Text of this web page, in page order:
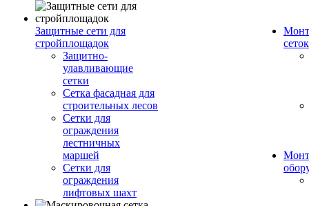
Защитные сети для
стройплощадок
Защитно-
улавливающие
сетки
Сетка фасадная для
строительных лесов
Сетки для
ограждения
лестничных
маршей
Сетки для
ограждения
лифтовых шахт
сеток